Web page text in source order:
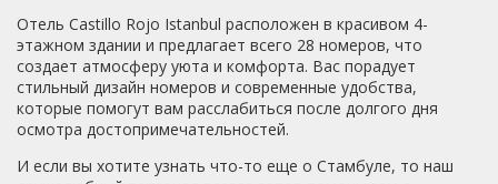
Отель Castillo Rojo Istanbul расположен в красивом 4-
этажном здании и предлагает всего 28 номеров, что
создает атмосферу уюта и комфорта. Вас порадует
стильный дизайн номеров и современные удобства,
которые помогут вам расслабиться после долгого дня
осмотра достопримечательностей.
И если вы хотите узнать что-то еще о Стамбуле, то наш